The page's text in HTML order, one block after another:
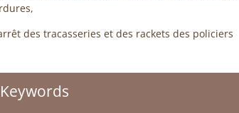
des tracasseries et des rackets des policiers
Keywords